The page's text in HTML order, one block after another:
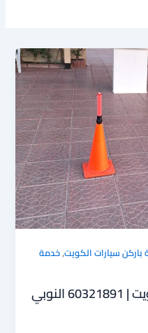
سيارات الكويت,خدمة
خدمة فاليه باركن في الكويت | 60321891 النوبي